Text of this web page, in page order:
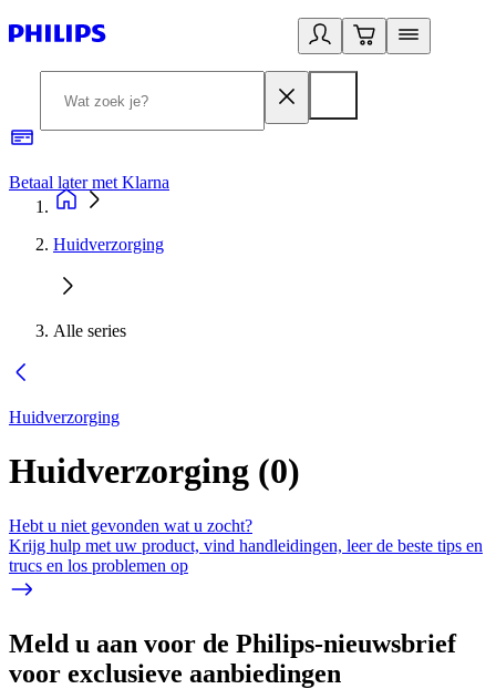
Betaal later met Klarna
Huidverzorging
Alle series
Huidverzorging
Huidverzorging (0)
Hebt u niet gevonden wat u zocht?
Krijg hulp met uw product, vind handleidingen, leer de beste tips en
trucs en los problemen op
Meld u aan voor de Philips-nieuwsbrief
voor exclusieve aanbiedingen